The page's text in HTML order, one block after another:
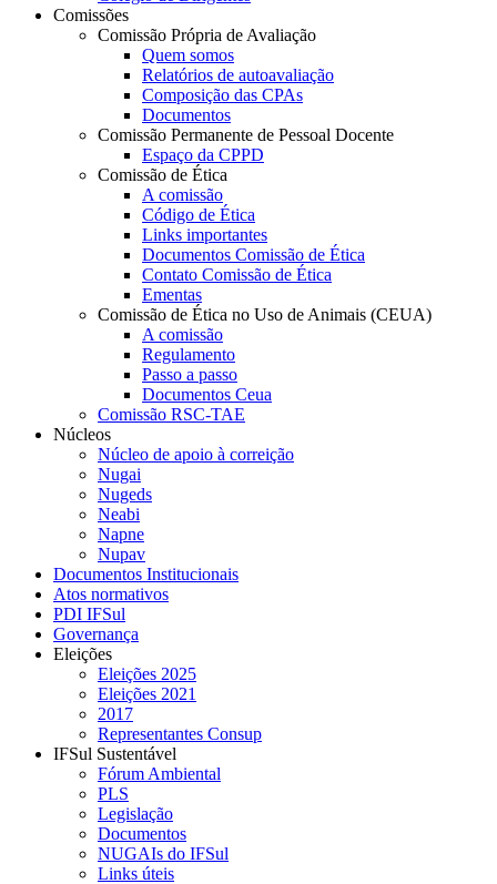
Comissões
Comissão Própria de Avaliação
Quem somos
Relatórios de autoavaliação
Composição das CPAs
Documentos
Comissão Permanente de Pessoal Docente
Espaço da CPPD
Comissão de Ética
A comissão
Código de Ética
Links importantes
Documentos Comissão de Ética
Contato Comissão de Ética
Ementas
Comissão de Ética no Uso de Animais (CEUA)
A comissão
Regulamento
Passo a passo
Documentos Ceua
Comissão RSC-TAE
Núcleos
Núcleo de apoio à correição
Nugai
Nugeds
Neabi
Napne
Nupav
Documentos Institucionais
Atos normativos
PDI IFSul
Governança
Eleições
Eleições 2025
Eleições 2021
2017
Representantes Consup
IFSul Sustentável
Fórum Ambiental
PLS
Legislação
Documentos
NUGAIs do IFSul
Links úteis